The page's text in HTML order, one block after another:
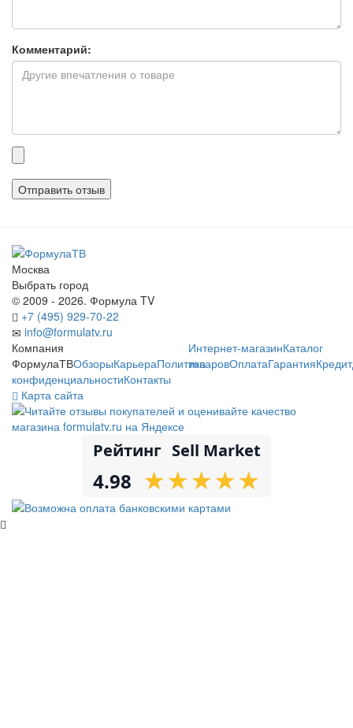
Комментарий:
Прикрепленные
файлы
Москва
Выбрать город
© 2009 - 2026. Формула TV
+7 (495) 929-70-22
info@formulatv.ru
Компания
ФормулаТВОбзорыКарьераПолитика
конфиденциальностиКонтакты
Интернет-магазинКаталог
товаровОплатаГарантияКредит
Карта сайта
Рейтинг Sell Market
4.98 ★
★★
★★
★★
★★
★